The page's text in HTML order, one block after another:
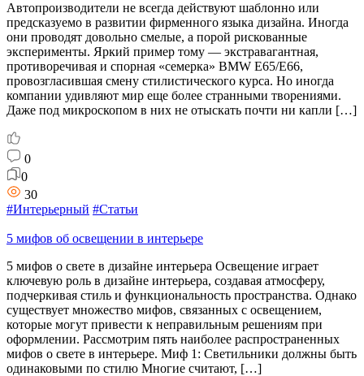
Автопроизводители не всегда действуют шаблонно или
предсказуемо в развитии фирменного языка дизайна. Иногда
они проводят довольно смелые, а порой рискованные
эксперименты. Яркий пример тому — экстравагантная,
противоречивая и спорная «семерка» BMW E65/E66,
провозгласившая смену стилистического курса. Но иногда
компании удивляют мир еще более странными творениями.
Даже под микроскопом в них не отыскать почти ни капли […]
0
0
30
#Интерьерный #Статьи
5 мифов об освещении в интерьере
5 мифов о свете в дизайне интерьера Освещение играет
ключевую роль в дизайне интерьера, создавая атмосферу,
подчеркивая стиль и функциональность пространства. Однако
существует множество мифов, связанных с освещением,
которые могут привести к неправильным решениям при
оформлении. Рассмотрим пять наиболее распространенных
мифов о свете в интерьере. Миф 1: Светильники должны быть
одинаковыми по стилю Многие считают, […]